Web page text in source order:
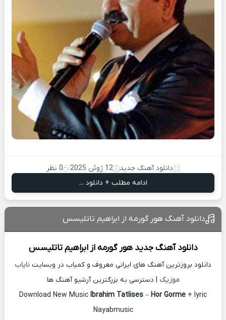
دانلود آهنگ جدید 12 ژوئن 2025
0 نظر
ادامه مطلب + دانلود ...
دانلود آهنگ هور گورمه از ابراهیم تاتلیسس
دانلود آهنگ جدید هور گورمه ازابراهیم تاتلیسس
دانلود بروزترین آهنگ های ایرانی معروف و کمیاب در وبسایت نایاب
موزیک | دسترسی به بزرگترین آرشیو آهنگ ها
Download New Music Ibrahim Tatlises – Hor Gorme + lyric
Nayabmusic